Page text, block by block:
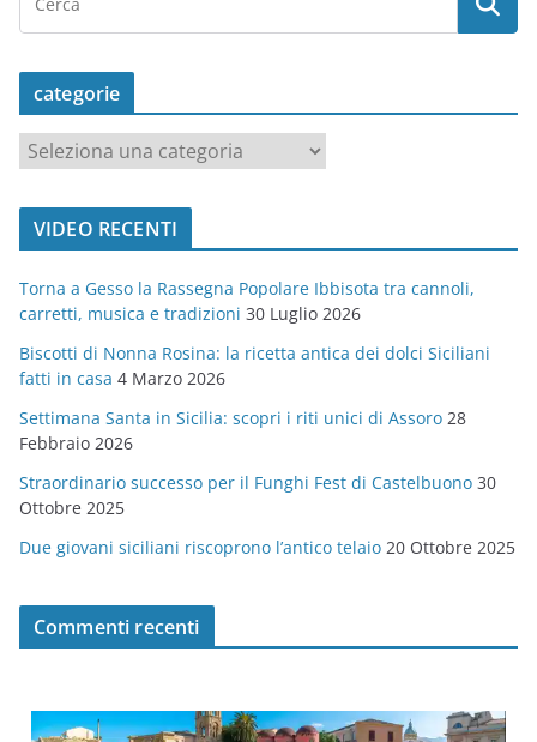
categorie
a
t
o
r
i
e
VIDEO RECENTI
Torna a Gesso la Rassegna Popolare Ibbisota tra cannoli,
carretti, musica e tradizioni 30 Luglio 2026
Biscotti di Nonna Rosina: la ricetta antica dei dolci Siciliani
fatti in casa 4 Marzo 2026
Settimana Santa in Sicilia: scopri i riti unici di Assoro 28
Febbraio 2026
Straordinario successo per il Funghi Fest di Castelbuono 30
Ottobre 2025
Due giovani siciliani riscoprono l’antico telaio 20 Ottobre 2025
Commenti recenti